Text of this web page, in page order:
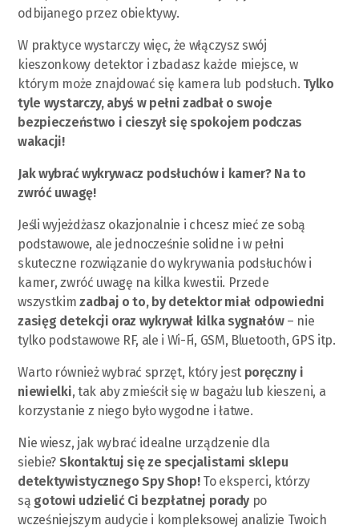
odbijanego przez obiektywy.
W praktyce wystarczy więc, że włączysz swój
kieszonkowy detektor i zbadasz każde miejsce, w
którym może znajdować się kamera lub podsłuch. Tylko
tyle wystarczy, abyś w pełni zadbał o swoje
bezpieczeństwo i cieszył się spokojem podczas
wakacji!
Jak wybrać wykrywacz podsłuchów i kamer? Na to
zwróć uwagę!
Jeśli wyjeżdżasz okazjonalnie i chcesz mieć ze sobą
podstawowe, ale jednocześnie solidne i w pełni
skuteczne rozwiązanie do wykrywania podsłuchów i
kamer, zwróć uwagę na kilka kwestii. Przede
wszystkimzadbaj o to, by detektor miał odpowiedni
zasięg detekcji oraz wykrywał kilka sygnałów – nie
tylko podstawowe RF, ale i Wi-Fi, GSM, Bluetooth, GPS itp.
Warto również wybrać sprzęt, który jest poręczny i
niewielki, tak aby zmieścił się w bagażu lub kieszeni, a
korzystanie z niego było wygodne i łatwe.
Nie wiesz, jak wybrać idealne urządzenie dla
siebie? Skontaktuj się ze specjalistami sklepu
detektywistycznego Spy Shop! To eksperci, którzy
są gotowi udzielić Ci bezpłatnej poradypo
wcześniejszym audycie i kompleksowej analizie Twoich